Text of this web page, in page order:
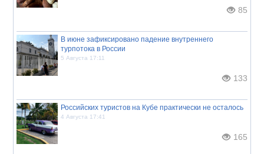
85
В июне зафиксировано падение внутреннего
турпотока в России
5 Августа 17:11
133
Российских туристов на Кубе практически не осталось
4 Августа 17:41
165